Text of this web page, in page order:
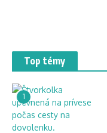
Top témy
1